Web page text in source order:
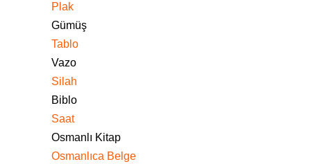
Plak
Gümüş
Tablo
Vazo
Silah
Biblo
Saat
Osmanlı Kitap
Osmanlıca Belge